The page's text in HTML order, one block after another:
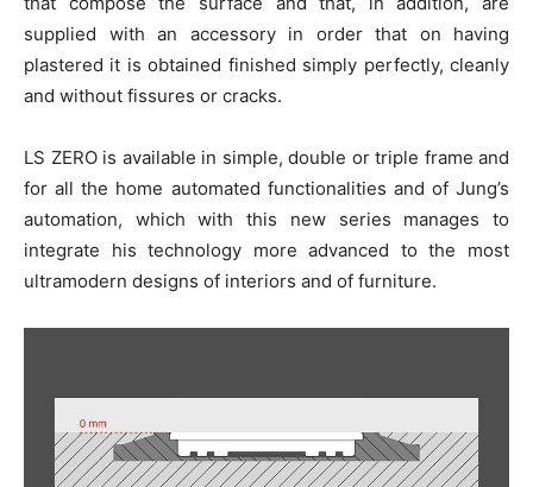
supplied with an accessory in order that on having
plastered it is obtained finished simply perfectly, cleanly
and without fissures or cracks.
LS ZERO is available in simple, double or triple frame and
for all the home automated functionalities and of Jung’s
automation, which with this new series manages to
integrate his technology more advanced to the most
ultramodern designs of interiors and of furniture.